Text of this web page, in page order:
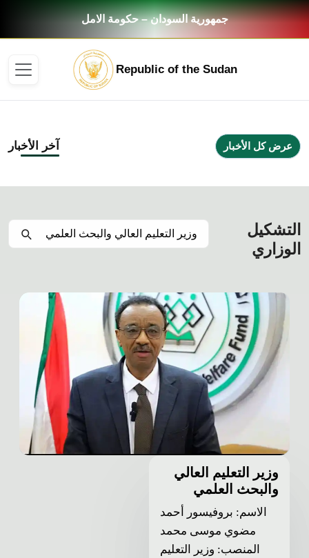
جمهورية السودان – حكومة الامل
Republic of the Sudan
آخر الأخبار عرض كل الأخبار
التشكيل
الوزاري
وزير التعليم العالي
والبحث العلمي
الاسم: بروفيسور أحمد
مضوي موسى محمد
المنصب: وزير التعليم